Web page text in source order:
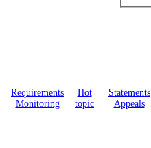
Requirements
Monitoring
Hot
topic
Statements
Appeals